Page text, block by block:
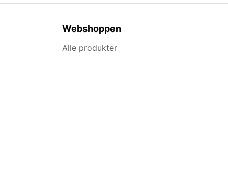
Webshoppen
Alle produkter